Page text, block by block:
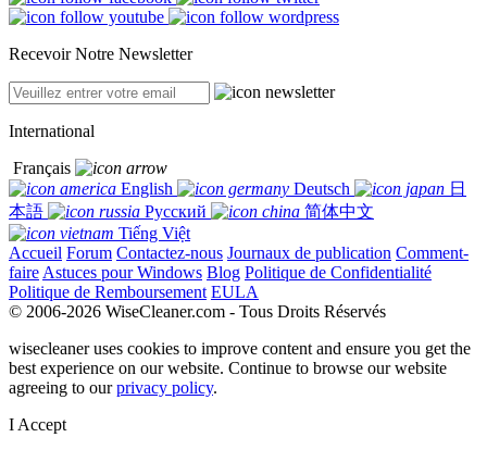
Recevoir Notre Newsletter
International
Français
English
Deutsch
日
本語
Русский
简体中文
Tiếng Việt
Accueil Forum Contactez-nous Journaux de publication Comment-
faire Astuces pour Windows Blog Politique de Confidentialité
Politique de Remboursement EULA
© 2006-2026 WiseCleaner.com - Tous Droits Réservés
wisecleaner uses cookies to improve content and ensure you get the
best experience on our website. Continue to browse our website
agreeing to ourprivacy policy.
I Accept